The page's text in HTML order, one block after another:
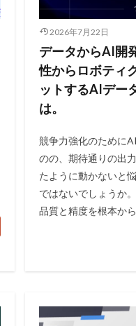
2026年7月22日
データからAI開
性からロボティ
ットするAIデー
は。
競争力強化のために
のの、期待通りの出
たように動かないと
ではないでしょうか
品質と精度を根本か